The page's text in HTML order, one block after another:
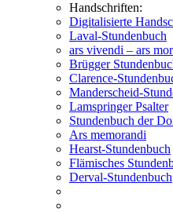
Handschriften:
Digitalisierte
Laval-Stundenbuch
ars vivendi – ars
Brügger
Clarence-
Manderscheid-
Lamspringer Psalter
Stundenbuch der
Ars memorandi
Hearst-Stundenbuch
Flämisches
Derval-Stundenbuch